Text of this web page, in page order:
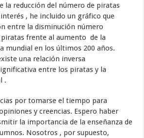
la reducción del número de piratas
interés , he incluido un gráfico que
entre la disminución número
frente al aumento de la
mundial en los últimos 200 años.
una relación inversa
entre los piratas y la
.
por tomarse el tiempo para
y creencias. Espero haber
la importancia de la enseñanza de
Nosotros , por supuesto,